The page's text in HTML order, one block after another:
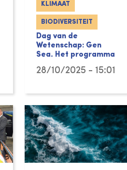
KLIMAAT
BIODIVERSITEIT
Dag van de
Wetenschap: Gen
Sea. Het programma
28/10/2025 - 15:01